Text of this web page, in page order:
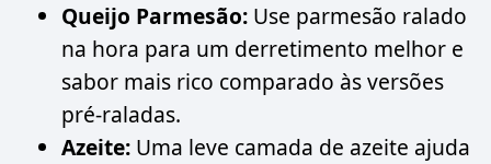
Queijo Parmesão: Use parmesão ralado
na hora para um derretimento melhor e
sabor mais rico comparado às versões
pré-raladas.
Azeite: Uma leve camada de azeite ajuda